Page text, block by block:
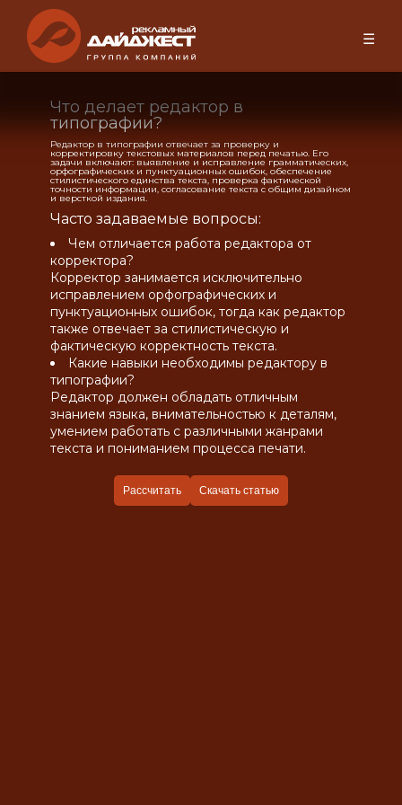
☰
Что делает редактор в
типографии?
Редактор в типографии отвечает за проверку и
корректировку текстовых материалов перед печатью. Его
задачи включают: выявление и исправление грамматических,
орфографических и пунктуационных ошибок, обеспечение
стилистического единства текста, проверка фактической
точности информации, согласование текста с общим дизайном
и версткой издания.
Часто задаваемые вопросы:
Чем отличается работа редактора от
корректора?
Корректор занимается исключительно
исправлением орфографических и
пунктуационных ошибок, тогда как редактор
также отвечает за стилистическую и
фактическую корректность текста.
Какие навыки необходимы редактору в
типографии?
Редактор должен обладать отличным
знанием языка, внимательностью к деталям,
умением работать с различными жанрами
текста и пониманием процесса печати.
Рассчитать Скачать статью